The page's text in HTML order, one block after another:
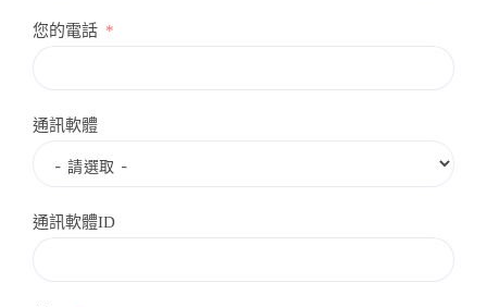
您的電話
通訊軟體
通訊軟體ID